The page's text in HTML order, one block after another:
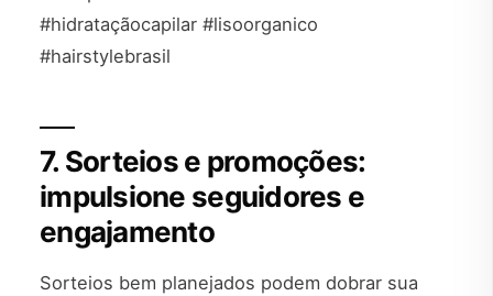
#hidrataçãocapilar #lisoorganico
#hairstylebrasil
7. Sorteios e promoções:
impulsione seguidores e
engajamento
Sorteios bem planejados podem dobrar sua